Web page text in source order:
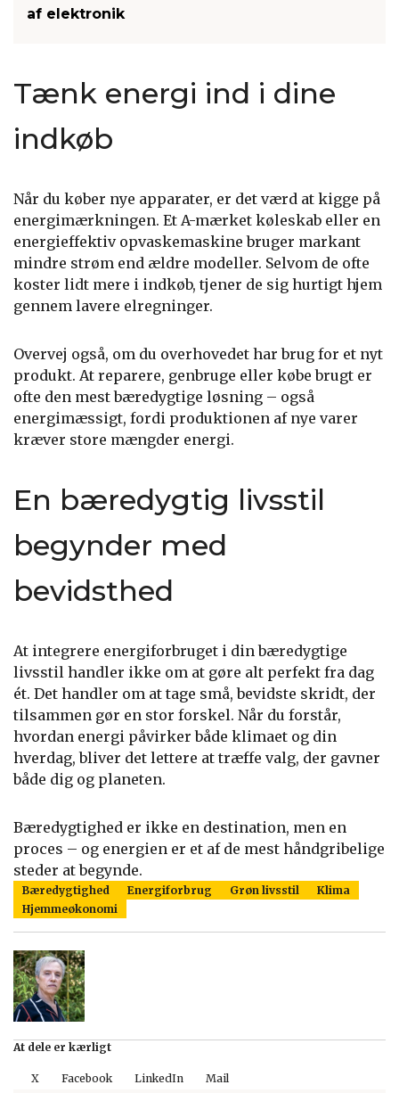
af elektronik
Tænk energi ind i dine
indkøb
Når du køber nye apparater, er det værd at kigge på
energimærkningen. Et A-mærket køleskab eller en
energieffektiv opvaskemaskine bruger markant
mindre strøm end ældre modeller. Selvom de ofte
koster lidt mere i indkøb, tjener de sig hurtigt hjem
gennem lavere elregninger.
Overvej også, om du overhovedet har brug for et nyt
produkt. At reparere, genbruge eller købe brugt er
ofte den mest bæredygtige løsning – også
energimæssigt, fordi produktionen af nye varer
kræver store mængder energi.
En bæredygtig livsstil
begynder med
bevidsthed
At integrere energiforbruget i din bæredygtige
livsstil handler ikke om at gøre alt perfekt fra dag
ét. Det handler om at tage små, bevidste skridt, der
tilsammen gør en stor forskel. Når du forstår,
hvordan energi påvirker både klimaet og din
hverdag, bliver det lettere at træffe valg, der gavner
både dig og planeten.
Bæredygtighed er ikke en destination, men en
proces – og energien er et af de mest håndgribelige
steder at begynde.
Bæredygtighed Energiforbrug Grøn livsstil
Klima
Hjemmeøkonomi
At dele er kærligt
X Facebook LinkedIn Mail